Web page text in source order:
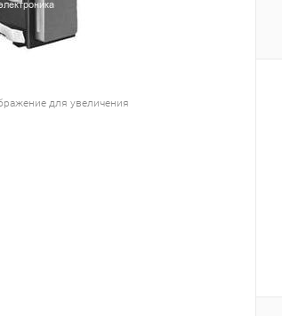
для увеличения